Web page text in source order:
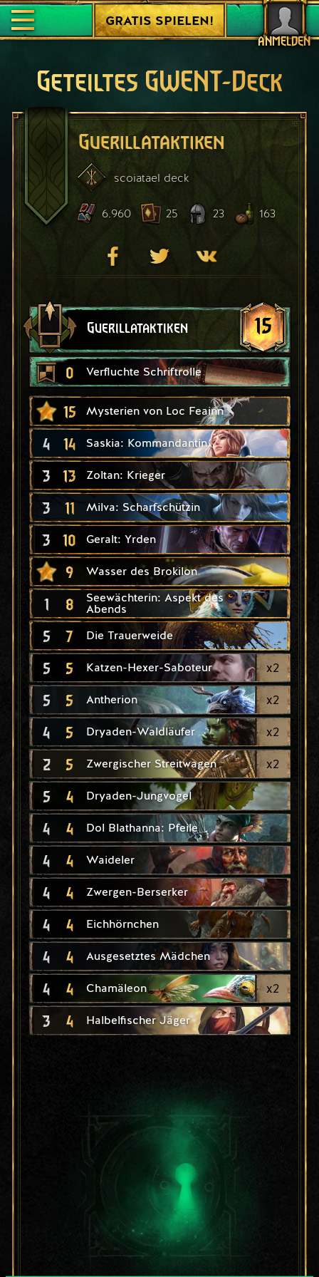
ANMELDEN
GRATIS SPIELEN!
Geteiltes GWENT-Deck
Guerillataktiken
scoiatael deck
6.960 25 23 163
Guerillataktiken 15
0 Verfluchte Schriftrolle
15 Mysterien von Loc Feainn
4 14 Saskia: Kommandantin
3 13 Zoltan: Krieger
3 11 Milva: Scharfschützin
3 10 Geralt: Yrden
9 Wasser des Brokilon
1 8
Seewächterin: Aspekt des
Abends
5 7 Die Trauerweide
5 5 Katzen-Hexer-Saboteur x2
5 5 Antherion x2
4 5 Dryaden-Waldläufer x2
2 5 Zwergischer Streitwagen x2
5 4 Dryaden-Jungvogel
4 4 Dol Blathanna: Pfeile
4 4 Waideler
4 4 Zwergen-Berserker
4 4 Eichhörnchen
4 4 Ausgesetztes Mädchen
4 4 Chamäleon x2
3 4 Halbelfischer Jäger